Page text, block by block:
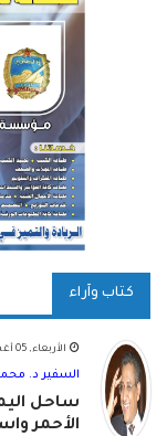
كتاب وآراء
الأربعاء, 05 أغسطس 2026
السفير د.
ساحل
الأحمر